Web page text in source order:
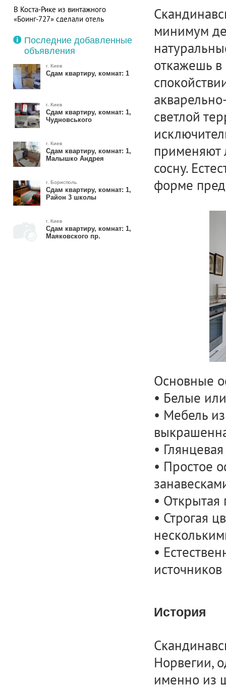
В Коста-Рике из винтажного
«Боинг-727» сделали отель
Последние добавленные
объявления
г. Киев
Сдам квартиру, комнат: 1
г. Киев
Сдам квартиру, комнат: 1,
Чудновського
г. Киев
Сдам квартиру, комнат: 1,
Малышко Андрея
г. Борисполь
Сдам квартиру, комнат: 1,
Район 3 школы
г. Киев
Сдам квартиру, комнат: 1,
Маяковского пр.
минимум
откажешь в
светлой
применяют
сосну.
форме
Основные
• Белые
• Мебель
•
• Простое
• Открытая
• Строгая
•
источников
История
Норвегии,
именно из